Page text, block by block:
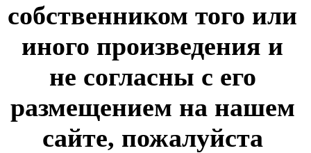
собственником того или
иного произведения и
не согласны с его
размещением на нашем
сайте, пожалуйста